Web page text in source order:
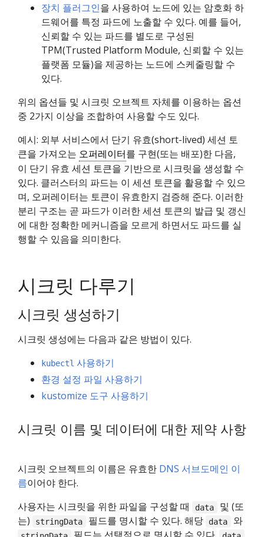
장치 플러그인을 사용하여 노드에 있는 암호화 하
드웨어를 특정 파드에 노출할 수 있다. 예를 들어,
신뢰할 수 있는 파드를 별도로 구성된
TPM(Trusted Platform Module, 신뢰할 수 있는
플랫폼 모듈)을 제공하는 노드에 스케줄링할 수
있다.
위의 옵션들 및 시크릿 오브젝트 자체를 이용하는 옵션
중 2가지 이상을 조합하여 사용할 수도 있다.
예시: 외부 서비스에서 단기 유효(short-lived) 세션 토
큰을 가져오는 오퍼레이터를 구현(또는 배포)한 다음,
이 단기 유효 세션 토큰을 기반으로 시크릿을 생성할 수
있다. 클러스터의 파드는 이 세션 토큰을 활용할 수 있으
며, 오퍼레이터는 토큰이 유효한지 검증해 준다. 이러한
분리 구조는 곧 파드가 이러한 세션 토큰의 발급 및 갱신
에 대한 정확한 메커니즘을 모르게 하면서도 파드를 실
행할 수 있음을 의미한다.
시크릿 다루기
시크릿 생성하기
시크릿 생성에는 다음과 같은 방법이 있다.
kubectl 사용하기
환경 설정 파일 사용하기
kustomize 도구 사용하기
시크릿 이름 및 데이터에 대한 제약 사항
시크릿 오브젝트의 이름은 유효한 DNS 서브도메인 이
름이어야 한다.
사용자는 시크릿을 위한 파일을 구성할 때
data
및 (또
는)
stringData 필드를 명시할 수 있다. 해당 data 와